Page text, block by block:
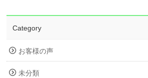
Category
お客様の声
未分類